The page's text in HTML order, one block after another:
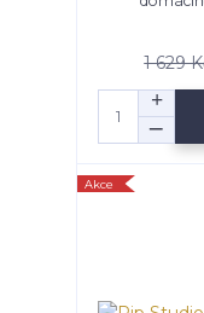
1 629
Akce